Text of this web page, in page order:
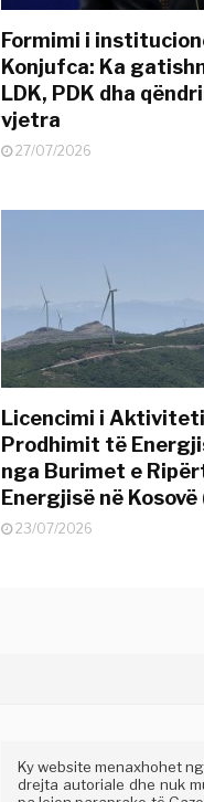
Formimi i
Konjufca: Ka
LDK, PDK dha
vjetra
27/07/2026
Licencimi i
Prodhimit të
nga Burimet e
Energjisë në Kosovë
23/07/2026
Ky website menaxhohet
drejta autoriale dhe nuk